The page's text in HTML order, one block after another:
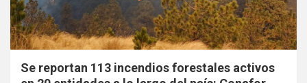
Se reportan 113 incendios forestales activos